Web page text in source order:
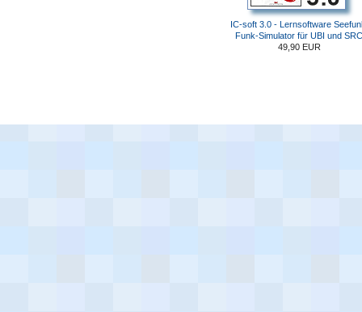
IC-soft 3.0 - Lernsoftware
Funk-Simulator für UBI und SRC
49,90 EUR